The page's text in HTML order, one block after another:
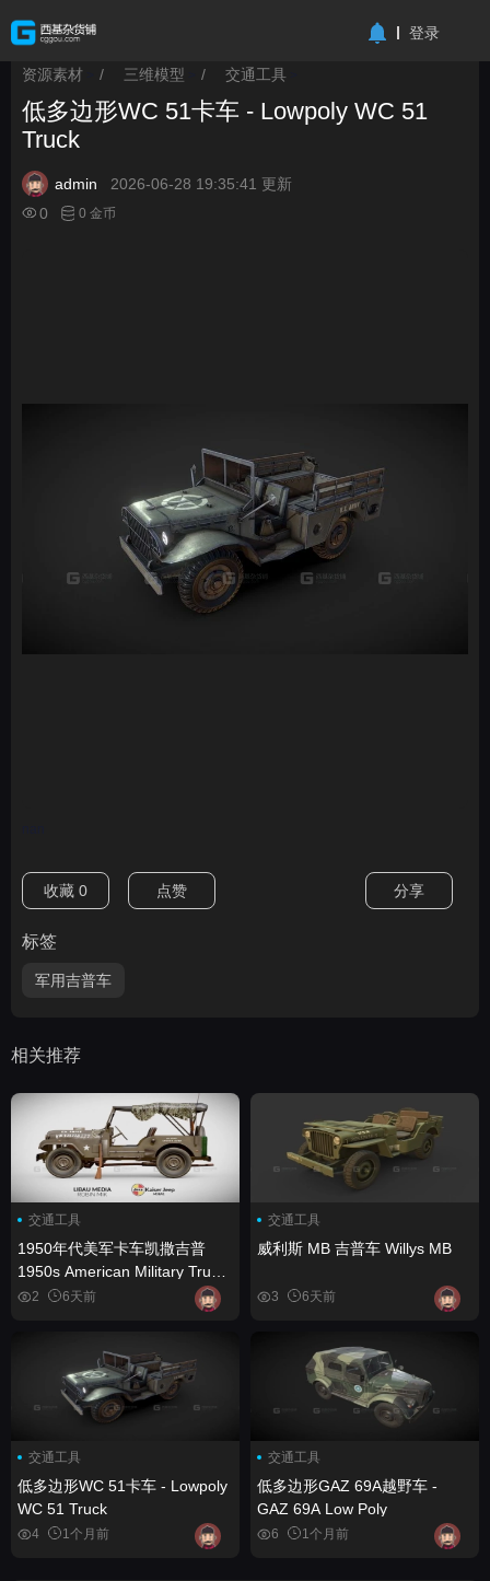
登录
资源素材 / 三维模型 / 交通工具
低多边形WC 51卡车 - Lowpoly WC 51
Truck
admin
2026-06-28 19:35:41 更新
0
0 金币
收藏 0 点赞 分享
标签
军用吉普车
相关推荐
交通工具
1950年代美军卡车凯撒吉普
1950s American Military Truck
(Kaiser-Jeep)
2 6天前
交通工具
威利斯 MB 吉普车 Willys MB
3 6天前
交通工具
低多边形WC 51卡车 - Lowpoly
WC 51 Truck
4 1个月前
交通工具
低多边形GAZ 69A越野车 -
GAZ 69A Low Poly
6 1个月前